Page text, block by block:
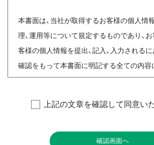
本書面は、当社が取得するお客様の個人情
理、運用等について規定するものであり、
客様の個人情報を提出、記入、入力される
確認をもって本書面に明記する全ての内容
当社は、当社業務において当社が取扱う全
上記の文章を確認して同意い